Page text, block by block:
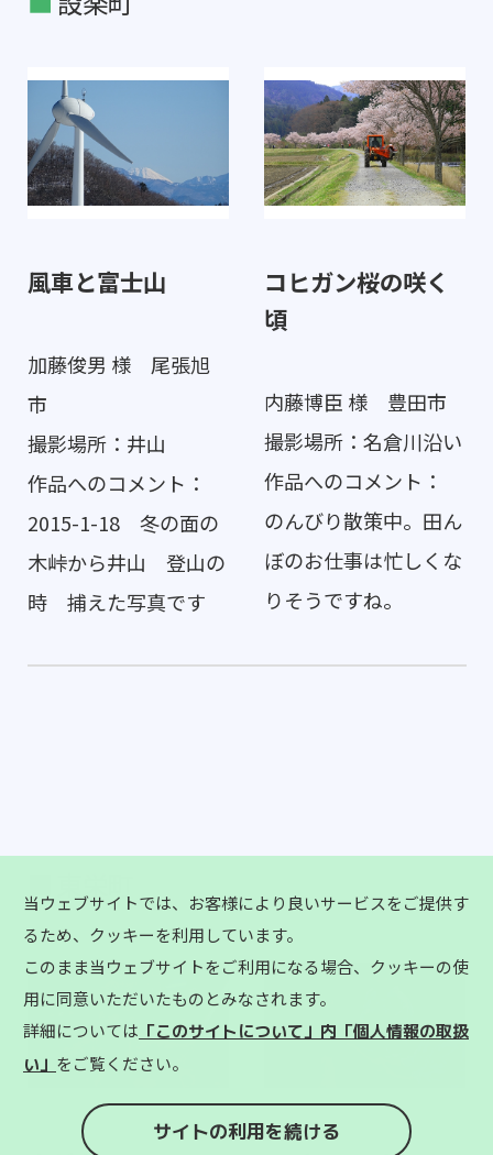
風車と富士山
加藤俊男 様 尾張旭
市
撮影場所：井山
作品へのコメント：
2015-1-18 冬の面の
木峠から井山 登山の
時 捕えた写真です
コヒガン桜の咲く
頃
内藤博臣 様 豊田市
撮影場所：名倉川沿い
作品へのコメント：
のんびり散策中。田ん
ぼのお仕事は忙しくな
りそうですね。
当ウェブサイトでは、お客様により良いサービスをご提供す
るため、クッキーを利用しています。
このまま当ウェブサイトをご利用になる場合、クッキーの使
用に同意いただいたものとみなされます。
詳細については 「このサイトについて」内「個人情報の取扱
い」 をご覧ください。
サイトの利用を続ける